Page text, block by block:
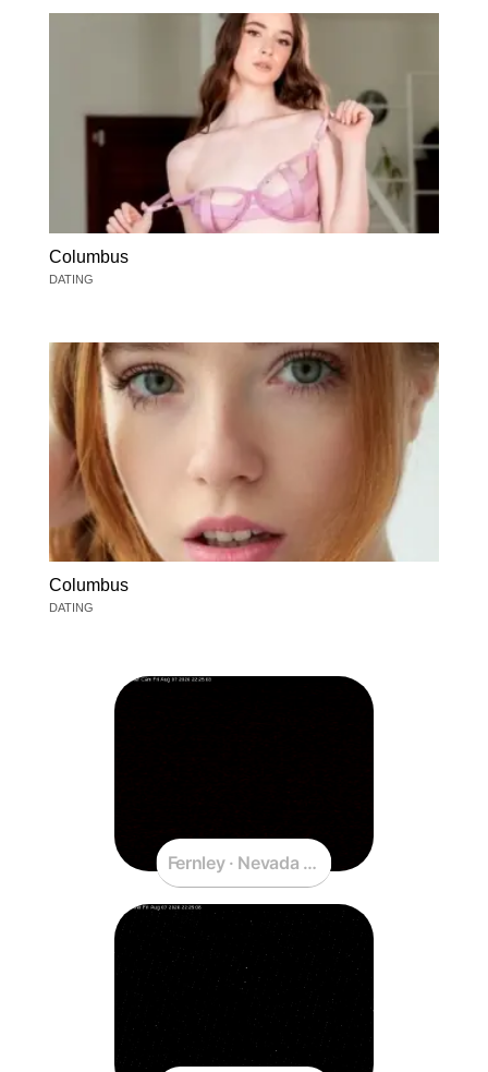
Columbus
DATING
Columbus
DATING
Fernley · Nevada · United States